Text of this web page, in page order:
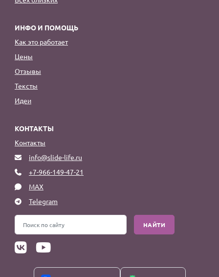
ИНФО И ПОМОЩЬ
Как это работает
Цены
Отзывы
Тексты
Идеи
КОНТАКТЫ
Контакты
info@slide-life.ru
+7-966-149-47-21
MAX
Telegram
НАЙТИ